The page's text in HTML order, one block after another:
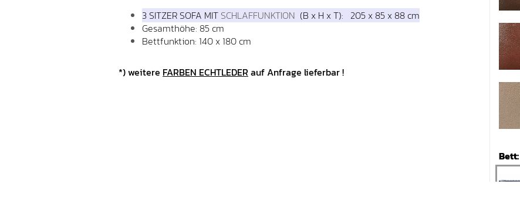
Bett:
3 SITZER SOFA MIT SCHLAFFUNKTION (B x H x T): 205 x 85 x 88 cm
Gesamthöhe: 85 cm
Bettfunktion: 140 x 180 cm
*) weitere FARBEN ECHTLEDER auf Anfrage lieferbar !